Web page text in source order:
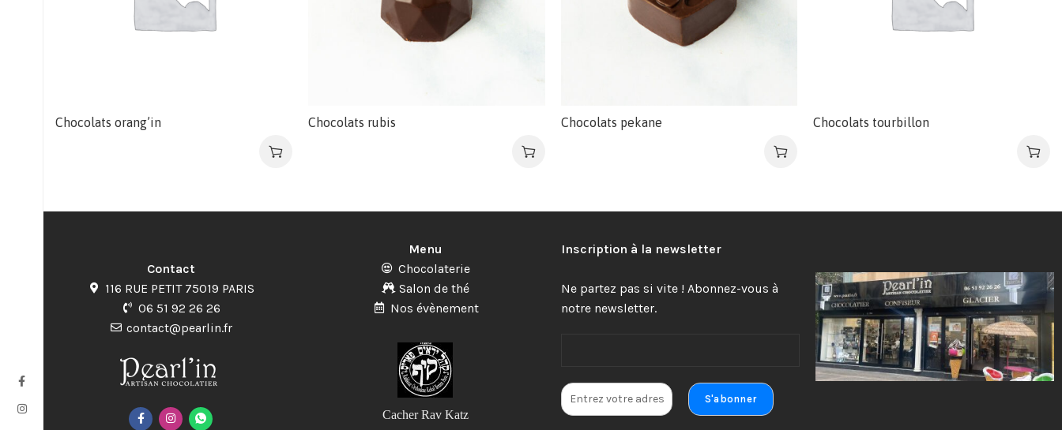
Chocolats orang’in Chocolats rubis Chocolats pekane Chocolats tourbillon
Contact
116 RUE PETIT 75019 PARIS
06 51 92 26 26
contact@pearlin.fr
Menu
Chocolaterie
Salon de thé
Nos évènement
Cacher Rav Katz
Inscription à la newsletter
Ne partez pas si vite ! Abonnez-vous à
notre newsletter.